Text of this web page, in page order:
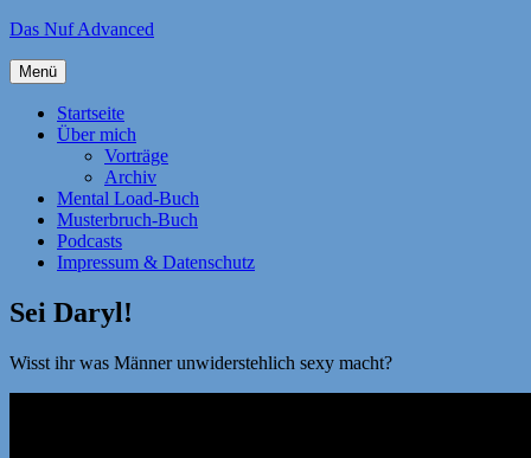
Zum
springen
Das Nuf Advanced
Menü
Startseite
Über mich
Vorträge
Archiv
Mental Load-Buch
Musterbruch-Buch
Podcasts
Impressum & Datenschutz
Sei Daryl!
Wisst ihr was Männer unwiderstehlich sexy macht?